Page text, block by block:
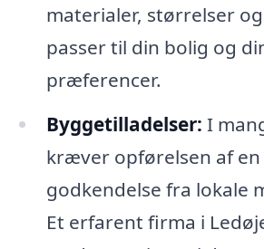
materialer, størrelser
passer til din bolig og
præferencer.
Byggetilladelser: I
kræver opførelsen af
godkendelse fra lokale
Et erfarent firma i